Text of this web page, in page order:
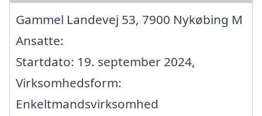
Gammel Landevej 53, 7900 Nykøbing M
Ansatte:
Startdato: 19. september 2024,
Virksomhedsform:
Enkeltmandsvirksomhed